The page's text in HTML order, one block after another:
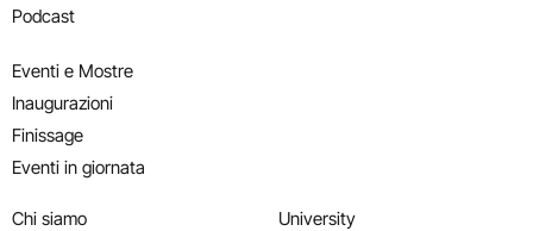
Podcast
Eventi e Mostre
Inaugurazioni
Finissage
Eventi in giornata
Chi siamo
University